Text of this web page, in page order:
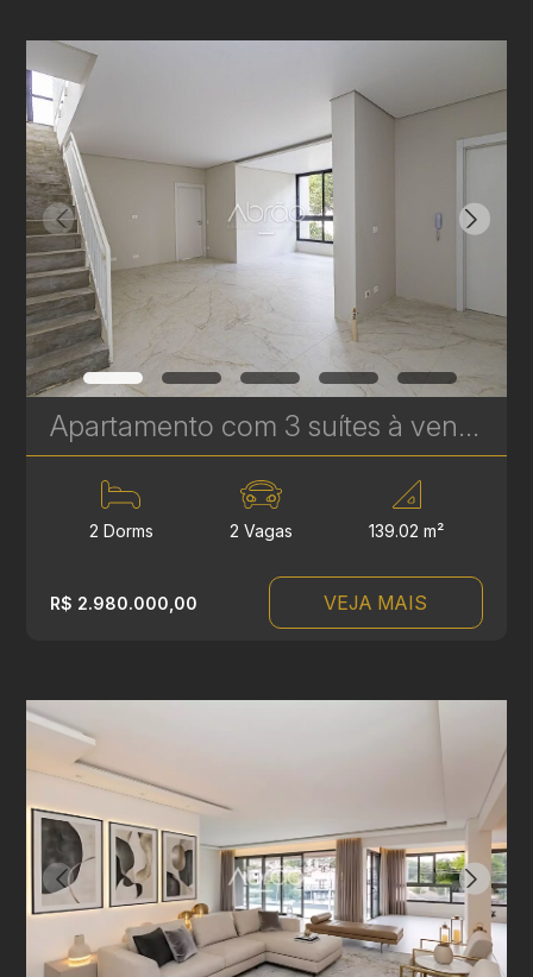
Apartamento com 3 suítes à venda no Edifício Casamia - 139,02 m² | Ref. 1771
2 Dorms 2 Vagas 139.02 m²
R$ 2.980.000,00 VEJA MAIS